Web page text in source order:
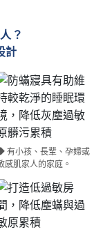
？
計
有小孩、長輩、孕婦或
感肌家人的家庭。